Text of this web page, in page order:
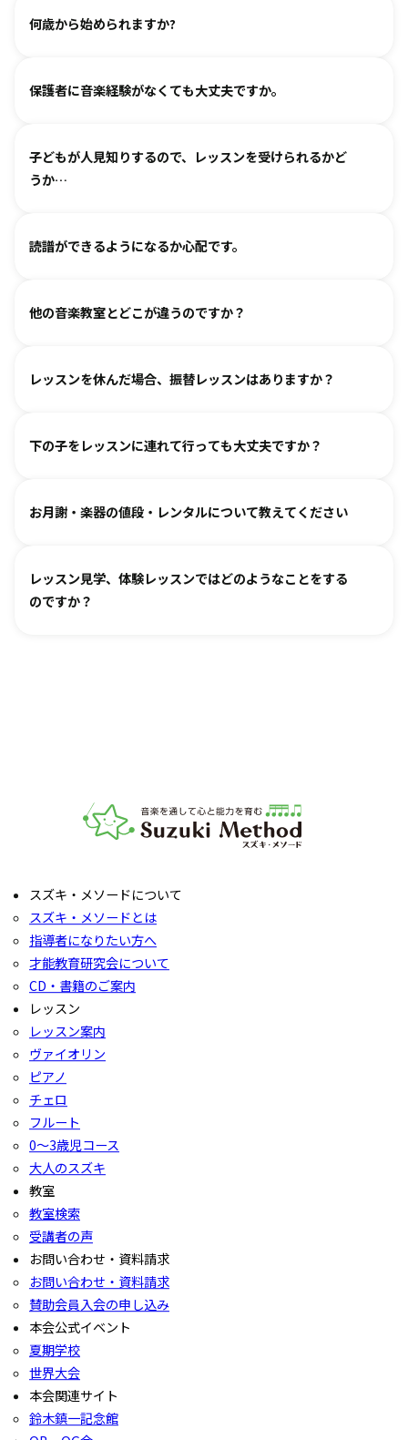
何歳から始められますか?
ヴァイオリン、ピアノ、フルート、チェロは2、3歳から始め
（楽器のレッスンを始める前の0〜3歳児コースは全国に約15
箇所ございます。）
保護者に音楽経験がなくても大丈夫ですか。
基本は個人レッスンで、一人一人に合わせて指導しておりま
す。楽器に触れるのが初めてのお子様・ご家庭でも基礎から
グループレッスンやイベントなど、楽しくご参加いただける
る、というお声も多くいただいております。
子どもが人見知りするので、レッスンを受けられるかど
うか…
各指導者がお子様の個性に合わせて、安心して音楽を楽しん
ご覧いただき、徐々に慣れていただくのがおすすめです。お
読譜ができるようになるか心配です。
各指導者がお子様の様子を見ながら工夫をして指導していま
どを通して楽しみながら自然に読譜に慣れていきます。
他の音楽教室とどこが違うのですか？
言葉を身につけるのと同じように、まずはたくさん聴いて、
ァルトなどの名曲を弾けるようになります。指導者は 養成課
レッスンを休んだ場合、振替レッスンはありますか？
教室ごとに時間割を組んでおりますので、各教室までご相談
オンラインレッスン対応が可能な教室もございます。
下の子をレッスンに連れて行っても大丈夫ですか？
どうぞお連れください。まずはレッスン見学にお越しいただ
お月謝・楽器の値段・レンタルについて教えてください
お月謝は教室により異なります。 教室情報ページ をご参照く
ださい。
レッスン見学、体験レッスンではどのようなことをする
のですか？
音楽教室スズキ・メソード | 公益社団法人才能教育研究
スズキ・メソードについて
スズキ・メソードとは
指導者になりたい方へ
才能教育研究会について
CD・書籍のご案内
レッスン
レッスン案内
ヴァイオリン
ピアノ
チェロ
フルート
0〜3歳児コース
大人のスズキ
教室
教室検索
受講者の声
お問い合わせ・資料請求
お問い合わせ・資料請求
賛助会員入会の申し込み
本会公式イベント
夏期学校
世界大会
本会関連サイト
鈴木鎮一記念館